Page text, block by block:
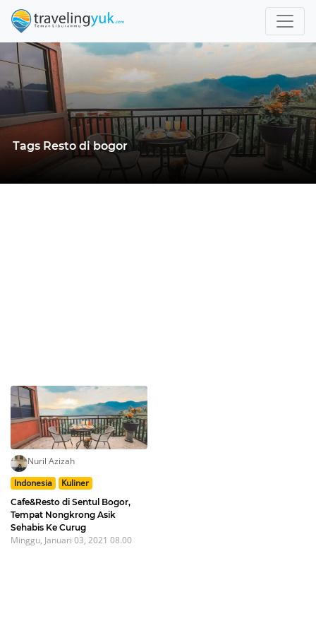
Tags Resto di bogor
Nuril Azizah
Indonesia
Kuliner
Cafe&Resto di Sentul Bogor,
Tempat Nongkrong Asik
Sehabis Ke Curug
Minggu, Januari 03, 2021 08.00